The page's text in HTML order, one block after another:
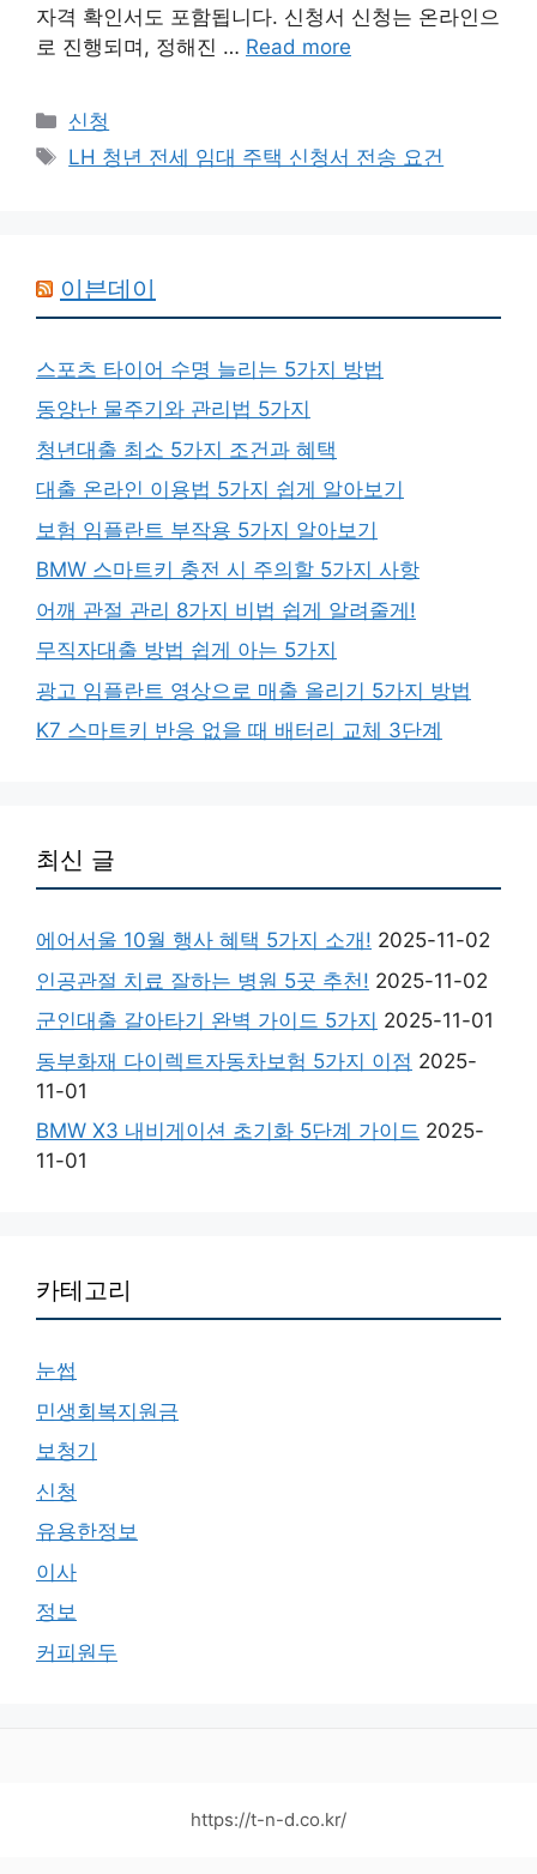
자격 확인서도 포함됩니다. 신청서 신청는 온라인으
로 진행되며, 정해진 … Read more
Categories
신청
Tags
LH 청년 전세 임대 주택 신청서 전송 요건
이븐데이
스포츠 타이어 수명 늘리는 5가지 방법
동양난 물주기와 관리법 5가지
청년대출 최소 5가지 조건과 혜택
대출 온라인 이용법 5가지 쉽게 알아보기
보험 임플란트 부작용 5가지 알아보기
BMW 스마트키 충전 시 주의할 5가지 사항
어깨 관절 관리 8가지 비법 쉽게 알려줄게!
무직자대출 방법 쉽게 아는 5가지
광고 임플란트 영상으로 매출 올리기 5가지 방법
K7 스마트키 반응 없을 때 배터리 교체 3단계
최신 글
에어서울 10월 행사 혜택 5가지 소개! 2025-11-02
인공관절 치료 잘하는 병원 5곳 추천! 2025-11-02
군인대출 갈아타기 완벽 가이드 5가지 2025-11-01
동부화재 다이렉트자동차보험 5가지 이점 2025-
11-01
BMW X3 내비게이션 초기화 5단계 가이드 2025-
11-01
카테고리
눈썹
민생회복지원금
보청기
신청
유용한정보
이사
정보
커피원두
https://t-n-d.co.kr/